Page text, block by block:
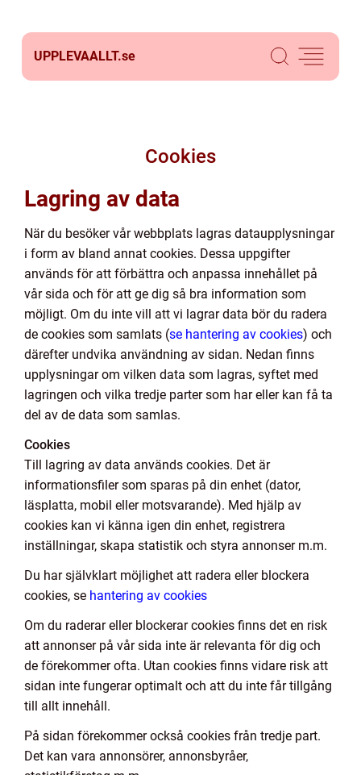
UPPLEVAALLT.se
Cookies
Lagring av data
När du besöker vår webbplats lagras dataupplysningar
i form av bland annat cookies. Dessa uppgifter
används för att förbättra och anpassa innehållet på
vår sida och för att ge dig så bra information som
möjligt. Om du inte vill att vi lagrar data bör du radera
de cookies som samlats (se hantering av cookies) och
därefter undvika användning av sidan. Nedan finns
upplysningar om vilken data som lagras, syftet med
lagringen och vilka tredje parter som har eller kan få ta
del av de data som samlas.
Cookies
Till lagring av data används cookies. Det är
informationsfiler som sparas på din enhet (dator,
läsplatta, mobil eller motsvarande). Med hjälp av
cookies kan vi känna igen din enhet, registrera
inställningar, skapa statistik och styra annonser m.m.
Du har självklart möjlighet att radera eller blockera
cookies, se hantering av cookies
Om du raderar eller blockerar cookies finns det en risk
att annonser på vår sida inte är relevanta för dig och
de förekommer ofta. Utan cookies finns vidare risk att
sidan inte fungerar optimalt och att du inte får tillgång
till allt innehåll.
På sidan förekommer också cookies från tredje part.
Det kan vara annonsörer, annonsbyråer,